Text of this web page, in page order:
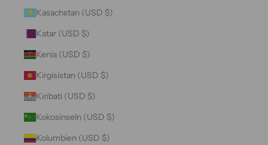
Kasachstan (USD $)
Katar (USD $)
Kenia (USD $)
Kirgisistan (USD $)
Kiribati (USD $)
Kokosinseln (USD $)
Kolumbien (USD $)